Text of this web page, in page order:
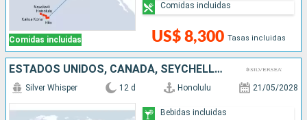
Comidas incluidas US$ 8,300 Tasas incluidas
Comidas incluidas
ESTADOS UNIDOS, CANADÁ, SEYCHELLES
Silver Whisper 12 d Honolulu 21/05/2028
Bebidas incluidas